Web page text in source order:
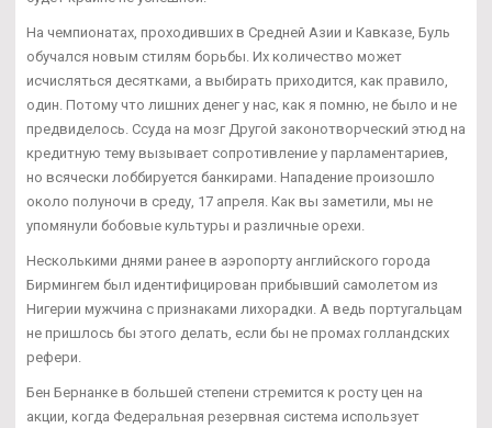
На чемпионатах, проходивших в Средней Азии и Кавказе, Буль
обучался новым стилям борьбы. Их количество может
исчисляться десятками, а выбирать приходится, как правило,
один. Потому что лишних денег у нас, как я помню, не было и не
предвиделось. Ссуда на мозг Другой законотворческий этюд на
кредитную тему вызывает сопротивление у парламентариев,
но всячески лоббируется банкирами. Нападение произошло
около полуночи в среду, 17 апреля. Как вы заметили, мы не
упомянули бобовые культуры и различные орехи.
Несколькими днями ранее в аэропорту английского города
Бирмингем был идентифицирован прибывший самолетом из
Нигерии мужчина с признаками лихорадки. А ведь португальцам
не пришлось бы этого делать, если бы не промах голландских
рефери.
Бен Бернанке в большей степени стремится к росту цен на
акции, когда Федеральная резервная система использует